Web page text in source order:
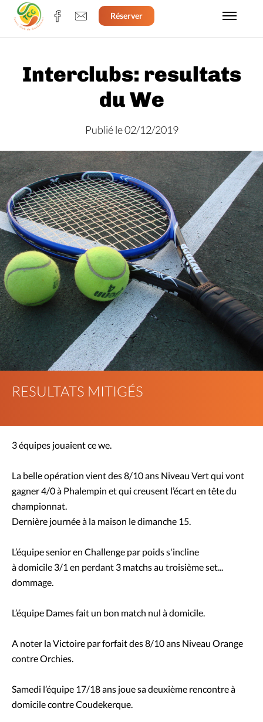
Réserver
Interclubs: resultats
du We
Publié le 02/12/2019
RESULTATS MITIGÉS
3 équipes jouaient ce we.
La belle opération vient des 8/10 ans Niveau Vert qui vont
gagner 4/0 à Phalempin et qui creusent l’écart en tête du
championnat.
Dernière journée à la maison le dimanche 15.
L’équipe senior en Challenge par poids s'incline
à domicile 3/1 en perdant 3 matchs au troisième set...
dommage.
L’équipe Dames fait un bon match nul à domicile.
A noter la Victoire par forfait des 8/10 ans Niveau Orange
contre Orchies.
Samedi l’équipe 17/18 ans joue sa deuxième rencontre à
domicile contre Coudekerque.